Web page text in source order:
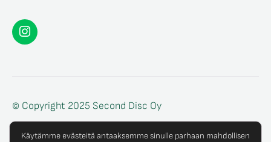
Seconddisc
© Copyright 2025 Second Disc Oy
Tietosuojaseloste
Käytämme evästeitä antaaksemme sinulle parhaan mahdollisen